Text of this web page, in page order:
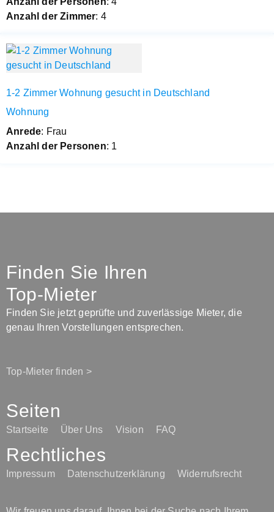
Anzahl der Zimmer: 4
1-2 Zimmer Wohnung gesucht in Deutschland
Wohnung
Anrede: Frau
Anzahl der Personen: 1
Finden Sie Ihren
Top-Mieter
Finden Sie jetzt geprüfte und zuverlässige Mieter, die
genau Ihren Vorstellungen entsprechen.
Top-Mieter finden >
Seiten
Startseite Über Uns Vision FAQ
Rechtliches
Impressum Datenschutzerklärung Widerrufsrecht